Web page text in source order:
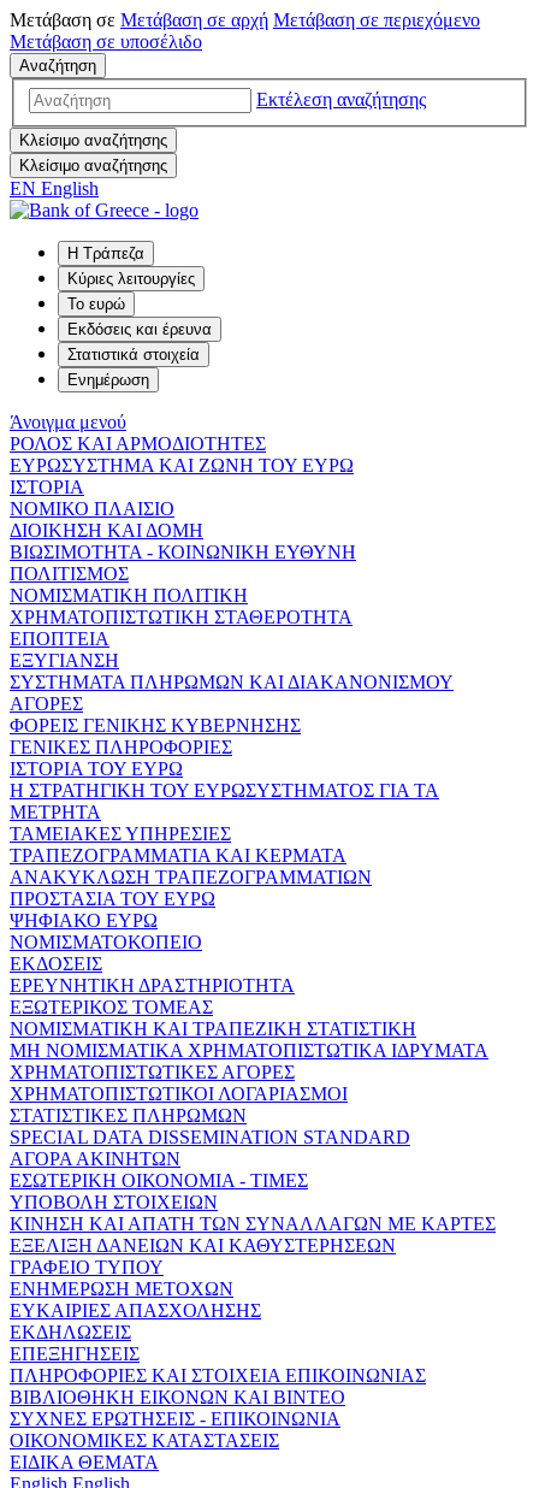
Μετάβαση σε Μετάβαση σε αρχή Μετάβαση σε περιεχόμενο
Μετάβαση σε υποσέλιδο
Αναζήτηση
Εκτέλεση αναζήτησης
Κλείσιμο αναζήτησης
Κλείσιμο αναζήτησης
EN English
Η Τράπεζα
Κύριες λειτουργίες
Το ευρώ
Εκδόσεις και έρευνα
Στατιστικά στοιχεία
Ενημέρωση
Άνοιγμα μενού
ΡΟΛΟΣ ΚΑΙ ΑΡΜΟΔΙΟΤΗΤΕΣ
ΕΥΡΩΣΥΣΤΗΜΑ ΚΑΙ ΖΩΝΗ ΤΟΥ ΕΥΡΩ
ΙΣΤΟΡΙΑ
ΝΟΜΙΚΟ ΠΛΑΙΣΙΟ
ΔΙΟΙΚΗΣΗ ΚΑΙ ΔΟΜΗ
ΒΙΩΣΙΜΟΤΗΤΑ - ΚΟΙΝΩΝΙΚΗ ΕΥΘΥΝΗ
ΠΟΛΙΤΙΣΜΟΣ
ΝΟΜΙΣΜΑΤΙΚΗ ΠΟΛΙΤΙΚΗ
ΧΡΗΜΑΤΟΠΙΣΤΩΤΙΚΗ ΣΤΑΘΕΡΟΤΗΤΑ
ΕΠΟΠΤΕΙΑ
ΕΞΥΓΙΑΝΣΗ
ΣΥΣΤΗΜΑΤΑ ΠΛΗΡΩΜΩΝ ΚΑΙ ΔΙΑΚΑΝΟΝΙΣΜΟΥ
ΑΓΟΡΕΣ
ΦΟΡΕΙΣ ΓΕΝΙΚΗΣ ΚΥΒΕΡΝΗΣΗΣ
ΓΕΝΙΚΕΣ ΠΛΗΡΟΦΟΡΙΕΣ
ΙΣΤΟΡΙΑ ΤΟΥ ΕΥΡΩ
Η ΣΤΡΑΤΗΓΙΚΗ ΤΟΥ ΕΥΡΩΣΥΣΤΗΜΑΤΟΣ ΓΙΑ ΤΑ
ΜΕΤΡΗΤΑ
ΤΑΜΕΙΑΚΕΣ ΥΠΗΡΕΣΙΕΣ
ΤΡΑΠΕΖΟΓΡΑΜΜΑΤΙΑ ΚΑΙ ΚΕΡΜΑΤΑ
ΑΝΑΚΥΚΛΩΣΗ ΤΡΑΠΕΖΟΓΡΑΜΜΑΤΙΩΝ
ΠΡΟΣΤΑΣΙΑ ΤΟΥ ΕΥΡΩ
ΨΗΦΙΑΚΟ ΕΥΡΩ
ΝΟΜΙΣΜΑΤΟΚΟΠΕΙΟ
ΕΚΔΟΣΕΙΣ
ΕΡΕΥΝΗΤΙΚΗ ΔΡΑΣΤΗΡΙΟΤΗΤΑ
ΕΞΩΤΕΡΙΚΟΣ ΤΟΜΕΑΣ
ΝΟΜΙΣΜΑΤΙΚΗ ΚΑΙ ΤΡΑΠΕΖΙΚΗ ΣΤΑΤΙΣΤΙΚΗ
ΜΗ ΝΟΜΙΣΜΑΤΙΚΑ ΧΡΗΜΑΤΟΠΙΣΤΩΤΙΚΑ ΙΔΡΥΜΑΤΑ
ΧΡΗΜΑΤΟΠΙΣΤΩΤΙΚΕΣ ΑΓΟΡΕΣ
ΧΡΗΜΑΤΟΠΙΣΤΩΤΙΚΟΙ ΛΟΓΑΡΙΑΣΜΟΙ
ΣΤΑΤΙΣΤΙΚΕΣ ΠΛΗΡΩΜΩΝ
SPECIAL DATA DISSEMINATION STANDARD
ΑΓΟΡΑ ΑΚΙΝΗΤΩΝ
ΕΣΩΤΕΡΙΚΗ ΟΙΚΟΝΟΜΙΑ - ΤΙΜΕΣ
ΥΠΟΒΟΛΗ ΣΤΟΙΧΕΙΩΝ
ΚΙΝΗΣΗ ΚΑΙ ΑΠΑΤΗ ΤΩΝ ΣΥΝΑΛΛΑΓΩΝ ΜΕ ΚΑΡΤΕΣ
ΕΞΕΛΙΞΗ ΔΑΝΕΙΩΝ ΚΑΙ ΚΑΘΥΣΤΕΡΗΣΕΩΝ
ΓΡΑΦΕΙΟ ΤΥΠΟΥ
ΕΝΗΜΕΡΩΣΗ ΜΕΤΟΧΩΝ
ΕΥΚΑΙΡΙΕΣ ΑΠΑΣΧΟΛΗΣΗΣ
ΕΚΔΗΛΩΣΕΙΣ
ΕΠΕΞΗΓΗΣΕΙΣ
ΠΛΗΡΟΦΟΡΙΕΣ ΚΑΙ ΣΤΟΙΧΕΙΑ ΕΠΙΚΟΙΝΩΝΙΑΣ
ΒΙΒΛΙΟΘΗΚΗ ΕΙΚΟΝΩΝ ΚΑΙ ΒΙΝΤΕΟ
ΣΥΧΝΕΣ ΕΡΩΤΗΣΕΙΣ - ΕΠΙΚΟΙΝΩΝΙΑ
ΟΙΚΟΝΟΜΙΚΕΣ ΚΑΤΑΣΤΑΣΕΙΣ
ΕΙΔΙΚΑ ΘΕΜΑΤΑ
English English